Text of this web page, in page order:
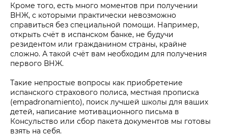
Кроме того, есть много моментов при получении
ВНЖ, с которыми практически невозможно
справиться без специальной помощи. Например,
открыть счёт в испанском банке, не будучи
резидентом или гражданином страны, крайне
сложно. А такой счёт вам необходим для получения
первого ВНЖ.
Такие непростые вопросы как приобретение
испанского страхового полиса, местная прописка
(empadronamiento), поиск лучшей школы для ваших
детей, написание мотивационного письма в
Консульство или сбор пакета документов мы готовы
взять на себя.